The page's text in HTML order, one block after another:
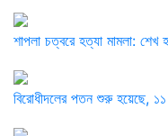
শাপলা চত্বরে হত্যা মামলা: শেখ
বিরোধীদলের পতন শুরু হয়েছে,